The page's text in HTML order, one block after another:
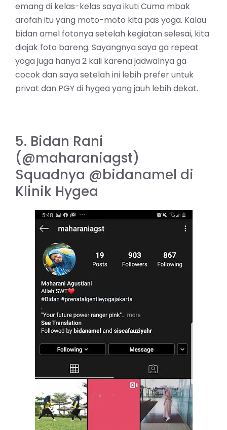
emang di kelas-kelas saya ikuti Cuma mbak
arofah itu yang moto-moto kita pas yoga. Kalau
bidan amel fotonya setelah kegiatan selesai, kita
diajak foto bareng. Sayangnya saya ga repeat
yoga juga hanya 2 kali karena jadwalnya ga
cocok dan saya setelah ini lebih prefer untuk
privat dan PGY di hygea yang jauh lebih dekat.
5. Bidan Rani
(@maharaniagst)
Squadnya @bidanamel di
Klinik Hygea